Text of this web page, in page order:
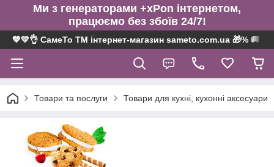
Ми з генераторами +xPon інтернетом,
працюємо без збоїв 24/7!
💙💛👌 СамеТо ТМ інтернет-магазин sameto.com.ua 🎁% 🚚 ⤵
Товари та послуги Товари для кухні, кухонні аксесуари